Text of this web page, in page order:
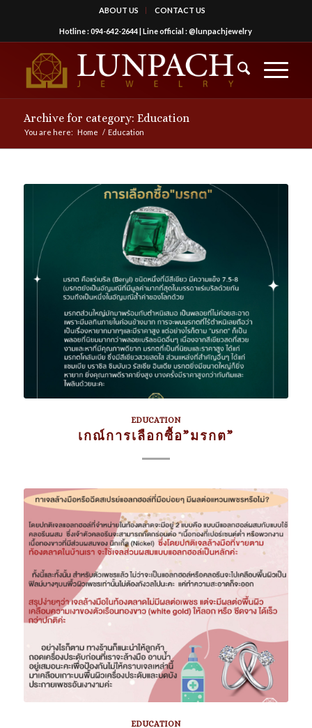
ABOUT US CONTACT US
Hotline :094-642-2644| Line official :@lunpachjewelry
Archive for category: Education
You are here: Home / Education
EDUCATION
เกณ์การเลือกซื้อ”มรกต”
EDUCATION